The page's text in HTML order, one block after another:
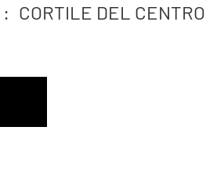
: CORTILE DEL